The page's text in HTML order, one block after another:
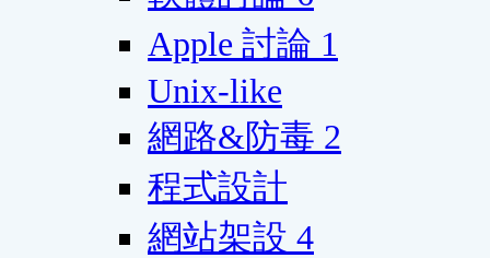
Apple 討論 1
Unix-like
網路&防毒 2
程式設計
網站架設 4